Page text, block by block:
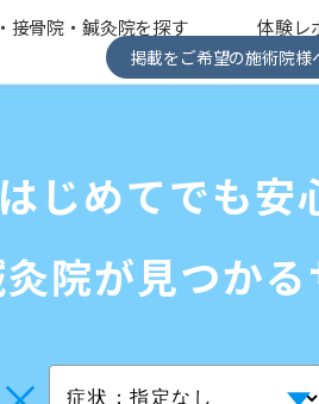
接骨院・鍼灸院を探す 体験レ
掲載をご希望の施術院様
じめてでも安
院が見つか